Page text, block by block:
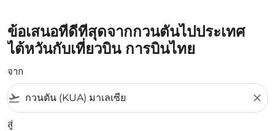
ข้อเสนอที่ดีที่สุดจากกวนตันไปประเทศ
ไต้หวันกับเที่ยวบิน การบินไทย
จาก
flight_takeoff close
สู่